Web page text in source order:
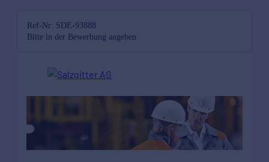
Ref-Nr: SDE-93888
Bitte in der Bewerbung angeben